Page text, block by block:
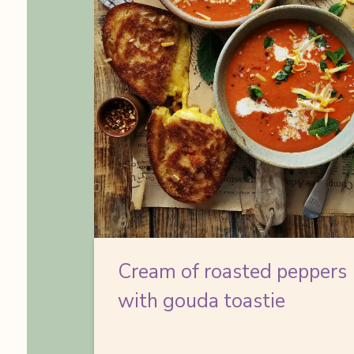
Cream of roasted peppers
with gouda toastie